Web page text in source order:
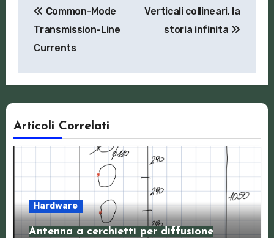
articoli
Common-Mode
Transmission-Line
Currents
Verticali collineari, la
storia infinita
Articoli Correlati
Hardware
Antenna a cerchietti per diffusione